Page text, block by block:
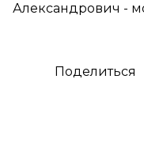
Александрович -
Поделиться